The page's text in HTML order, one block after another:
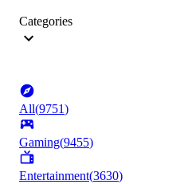
Categories
All(9751)
Gaming(9455)
Entertainment(3630)